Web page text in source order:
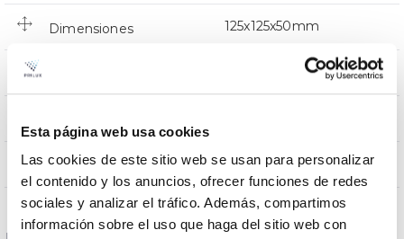
Esta página web usa cookies
Las cookies de este sitio web se usan para personalizar
el contenido y los anuncios, ofrecer funciones de redes
sociales y analizar el tráfico. Además, compartimos
información sobre el uso que haga del sitio web con
Dimensiones 125x125x50mm
EMPOTRADO TECHO
Iluminación Directa